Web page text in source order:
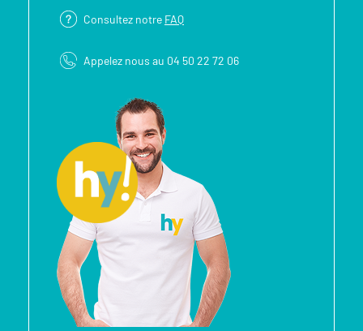
Consultez notre FAQ
Appelez nous au 04 50 22 72 06